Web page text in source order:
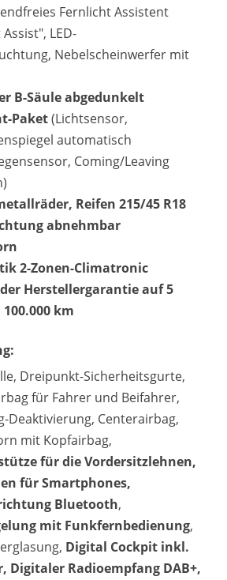
Fernlicht Assistent
LED-
Nebelscheinwerfer mit
B-Säule abgedunkelt
Paket(Lichtsensor,
automatisch
Coming/Leaving
Reifen 215/45 R18
abnehmbar
2-Zonen-Climatronic
Herstellergarantie auf 5
km
Dreipunkt-Sicherheitsgurte,
für Fahrer und Beifahrer,
Deaktivierung, Centerairbag,
mit Kopfairbag,
für die Vordersitzlehnen,
für Smartphones,
Bluetooth,
mit Funkfernbedienung,
Digital Cockpit inkl.
Digitaler Radioempfang DAB+,